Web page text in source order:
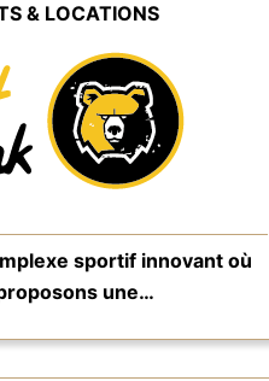
& LOCATIONS
sportif innovant où
une…